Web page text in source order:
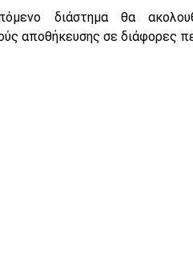
διάστημα θα
αποθήκευσης σε διάφορες